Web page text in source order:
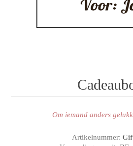
Om iemand anders
Artikelnummer: